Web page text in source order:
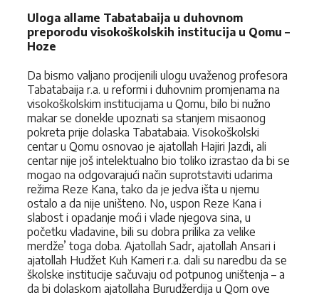
Uloga allame Tabatabaija u duhovnom
preporodu visokoškolskih institucija u Qomu –
Hoze
Da bismo valjano procijenili ulogu uvaženog profesora
Tabatabaija r.a. u reformi i duhovnim promjenama na
visokoškolskim institucijama u Qomu, bilo bi nužno
makar se donekle upoznati sa stanjem misaonog
pokreta prije dolaska Tabatabaia. Visokoškolski
centar u Qomu osnovao je ajatollah Hajiri Jazdi, ali
centar nije još intelektualno bio toliko izrastao da bi se
mogao na odgovarajući način suprotstaviti udarima
režima Reze Kana, tako da je jedva išta u njemu
ostalo a da nije uništeno. No, uspon Reze Kana i
slabost i opadanje moći i vlade njegova sina, u
početku vladavine, bili su dobra prilika za velike
merdže’ toga doba. Ajatollah Sadr, ajatollah Ansari i
ajatollah Hudžet Kuh Kameri r.a. dali su naredbu da se
školske institucije sačuvaju od potpunog uništenja – a
da bi dolaskom ajatollaha Burudžerdija u Qom ove